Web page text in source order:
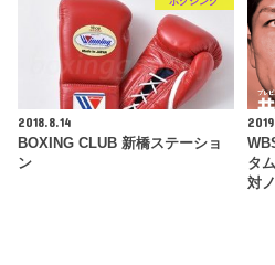
2018.8.14
BOXING CLUB 新橋ステーショ
ン
タ
対